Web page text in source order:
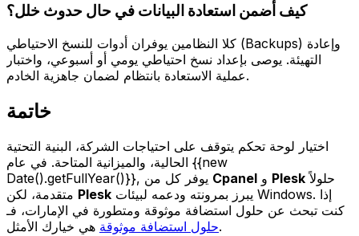
كيف أضمن استعادة البيانات في حال حدوث خلل؟
كلا النظامين يوفران أدوات للنسخ الاحتياطي (Backups) وإعادة
التهيئة. يوصى بإعداد نسخ احتياطي يومي أو أسبوعي، واختبار
عملية الاستعادة بانتظام لضمان جاهزية الخادم.
خاتمة
اختيار لوحة تحكم يتوقف على احتياجات الشركة، البنية التحتية
الحالية، والميزانية المتاحة. في عام {{new
Cpanel Pleskحلولاً
Plesk
كنت تبحث عن حلول استضافة موثوقة ومتطورة في الإمارات، فـ
حلول استضافة موثوقةهي خيارك الأمثل.